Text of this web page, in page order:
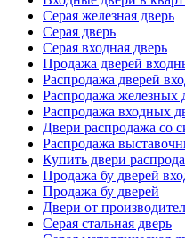
Серая железная дверь
Серая дверь
Серая входная дверь
Продажа дверей
Распродажа дверей
Распродажа железных
Распродажа входных
Двери распродажа со
Распродажа
Купить двери
Продажа бу дверей
Продажа бу дверей
Двери от
Серая стальная дверь